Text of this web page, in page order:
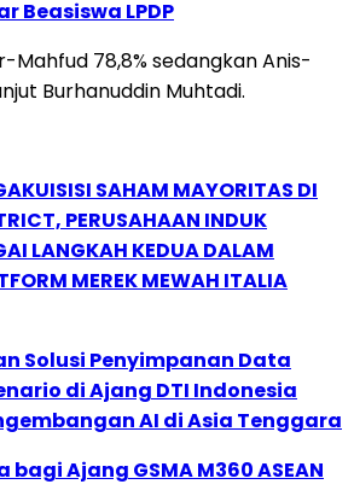
Beasiswa LPDP
Mahfud 78,8% sedangkan Anis-
Burhanuddin Muhtadi.
SAHAM MAYORITAS DI
PERUSAHAAN INDUK
LANGKAH KEDUA DALAM
MEREK MEWAH ITALIA
Solusi Penyimpanan Data
di Ajang DTI Indonesia
AI di Asia Tenggara
Ajang GSMA M360 ASEAN